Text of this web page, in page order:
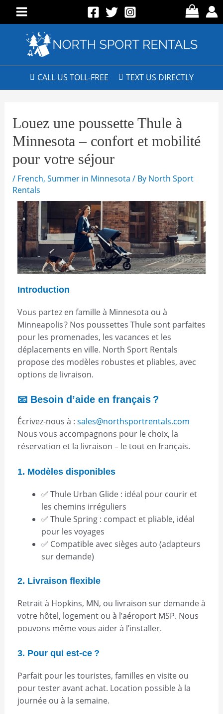
CALL US TOLL-FREE TEXT US DIRECTLY
Louez une poussette Thule à
Minnesota – confort et mobilité
pour votre séjour
/ French, Summer in Minnesota / By North Sport
Rentals
Introduction
Vous partez en famille à Minnesota ou à
Minneapolis ? Nos poussettes Thule sont parfaites
pour les promenades, les vacances et les
déplacements en ville. North Sport Rentals
propose des modèles robustes et pliables, avec
options de livraison.
📧 Besoin d’aide en français ?
Écrivez-nous à : sales@northsportrentals.com
Nous vous accompagnons pour le choix, la
réservation et la livraison – le tout en français.
1. Modèles disponibles
✅ Thule Urban Glide : idéal pour courir et
les chemins irréguliers
✅ Thule Spring : compact et pliable, idéal
pour les voyages
✅ Compatible avec sièges auto (adapteurs
sur demande)
2. Livraison flexible
Retrait à Hopkins, MN, ou livraison sur demande à
votre hôtel, logement ou à l’aéroport MSP. Nous
pouvons même vous aider à l’installer.
3. Pour qui est-ce ?
Parfait pour les touristes, familles en visite ou
pour tester avant achat. Location possible à la
journée ou à la semaine.